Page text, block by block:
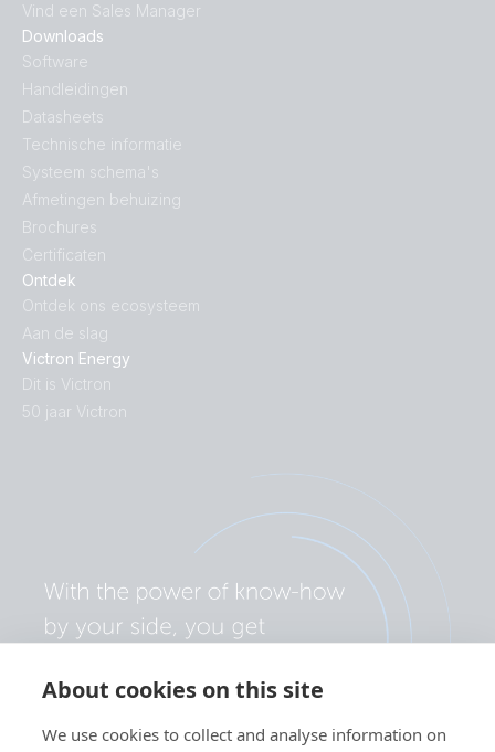
About cookies on this site
We use cookies to collect and analyse information on
Ontdek
Ontdek ons ecosysteem
Aan de slag
Victron Energy
Dit is Victron
50 jaar Victron
Downloads
Software
Handleidingen
Datasheets
Technische informatie
Systeem schema's
Afmetingen behuizing
Brochures
Certificaten
Vind een Sales Manager